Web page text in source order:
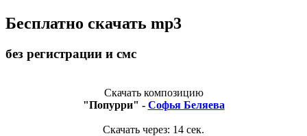
Бесплатно скачать mp3
без регистрации и смс
Скачать композицию
"Попурри" - Софья Беляева
Скачать через: 14 сек.